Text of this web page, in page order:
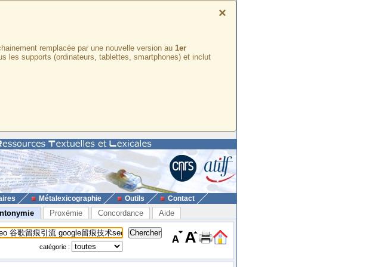
×
remplacée par une nouvelle version au 1er
les supports (ordinateurs, tablettes, smartphones) et inclut
Métalexicographie Outils Contact
Proxémie Concordance Aide
catégorie :